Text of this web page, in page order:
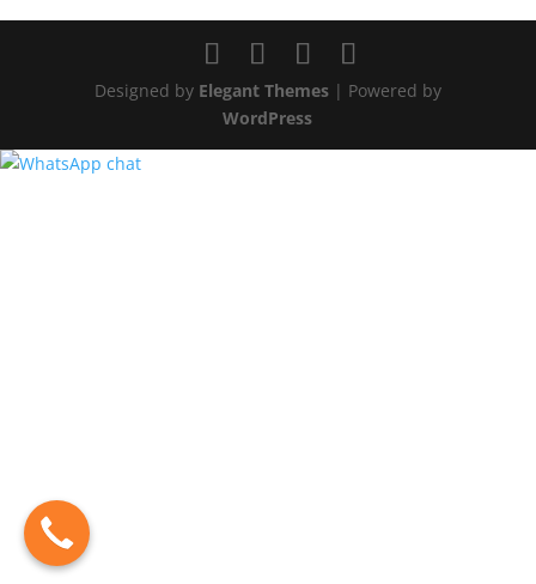
Designed by Elegant Themes| Powered by
WordPress